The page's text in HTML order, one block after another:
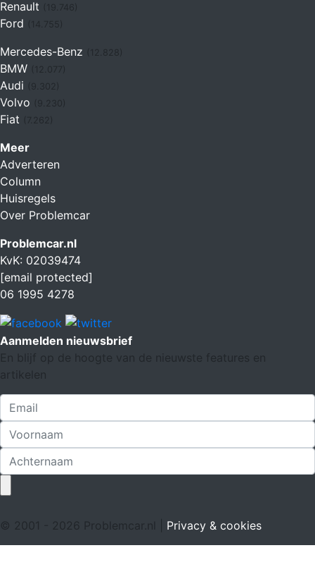
Renault (19.746)
Ford (14.755)
Mercedes-Benz
BMW
Audi
Volvo
Fiat (7.262)
Meer
Adverteren
Column
Huisregels
Over Problemcar
Problemcar.nl
KvK: 02039474
[email protected]
06 1995 4278
Aanmelden nieuwsbrief
En blijf op de hoogte van de nieuwste features en
artikelen
© 2001 - 2026 Problemcar.nl | Privacy & cookies